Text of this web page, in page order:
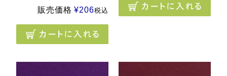
販売価格 ¥206税込